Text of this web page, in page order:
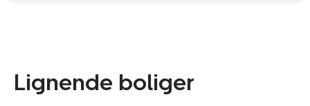
Lignende boliger